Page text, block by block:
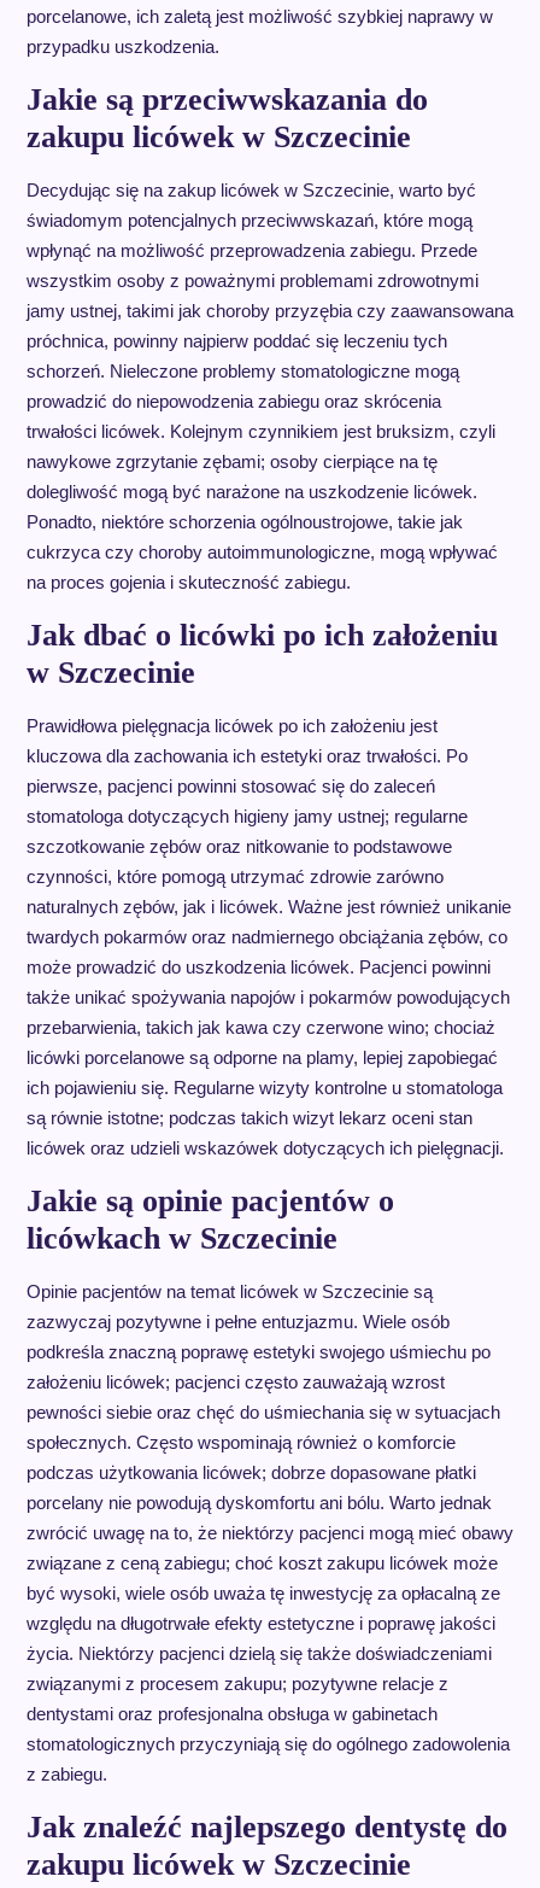
porcelanowe, ich zaletą jest możliwość szybkiej naprawy w
przypadku uszkodzenia.
Jakie są przeciwwskazania do
zakupu licówek w Szczecinie
Decydując się na zakup licówek w Szczecinie, warto być
świadomym potencjalnych przeciwwskazań, które mogą
wpłynąć na możliwość przeprowadzenia zabiegu. Przede
wszystkim osoby z poważnymi problemami zdrowotnymi
jamy ustnej, takimi jak choroby przyzębia czy zaawansowana
próchnica, powinny najpierw poddać się leczeniu tych
schorzeń. Nieleczone problemy stomatologiczne mogą
prowadzić do niepowodzenia zabiegu oraz skrócenia
trwałości licówek. Kolejnym czynnikiem jest bruksizm, czyli
nawykowe zgrzytanie zębami; osoby cierpiące na tę
dolegliwość mogą być narażone na uszkodzenie licówek.
Ponadto, niektóre schorzenia ogólnoustrojowe, takie jak
cukrzyca czy choroby autoimmunologiczne, mogą wpływać
na proces gojenia i skuteczność zabiegu.
Jak dbać o licówki po ich założeniu
w Szczecinie
Prawidłowa pielęgnacja licówek po ich założeniu jest
kluczowa dla zachowania ich estetyki oraz trwałości. Po
pierwsze, pacjenci powinni stosować się do zaleceń
stomatologa dotyczących higieny jamy ustnej; regularne
szczotkowanie zębów oraz nitkowanie to podstawowe
czynności, które pomogą utrzymać zdrowie zarówno
naturalnych zębów, jak i licówek. Ważne jest również unikanie
twardych pokarmów oraz nadmiernego obciążania zębów, co
może prowadzić do uszkodzenia licówek. Pacjenci powinni
także unikać spożywania napojów i pokarmów powodujących
przebarwienia, takich jak kawa czy czerwone wino; chociaż
licówki porcelanowe są odporne na plamy, lepiej zapobiegać
ich pojawieniu się. Regularne wizyty kontrolne u stomatologa
są równie istotne; podczas takich wizyt lekarz oceni stan
licówek oraz udzieli wskazówek dotyczących ich pielęgnacji.
Jakie są opinie pacjentów o
licówkach w Szczecinie
Opinie pacjentów na temat licówek w Szczecinie są
zazwyczaj pozytywne i pełne entuzjazmu. Wiele osób
podkreśla znaczną poprawę estetyki swojego uśmiechu po
założeniu licówek; pacjenci często zauważają wzrost
pewności siebie oraz chęć do uśmiechania się w sytuacjach
społecznych. Często wspominają również o komforcie
podczas użytkowania licówek; dobrze dopasowane płatki
porcelany nie powodują dyskomfortu ani bólu. Warto jednak
zwrócić uwagę na to, że niektórzy pacjenci mogą mieć obawy
związane z ceną zabiegu; choć koszt zakupu licówek może
być wysoki, wiele osób uważa tę inwestycję za opłacalną ze
względu na długotrwałe efekty estetyczne i poprawę jakości
życia. Niektórzy pacjenci dzielą się także doświadczeniami
związanymi z procesem zakupu; pozytywne relacje z
dentystami oraz profesjonalna obsługa w gabinetach
stomatologicznych przyczyniają się do ogólnego zadowolenia
z zabiegu.
Jak znaleźć najlepszego dentystę do
zakupu licówek w Szczecinie